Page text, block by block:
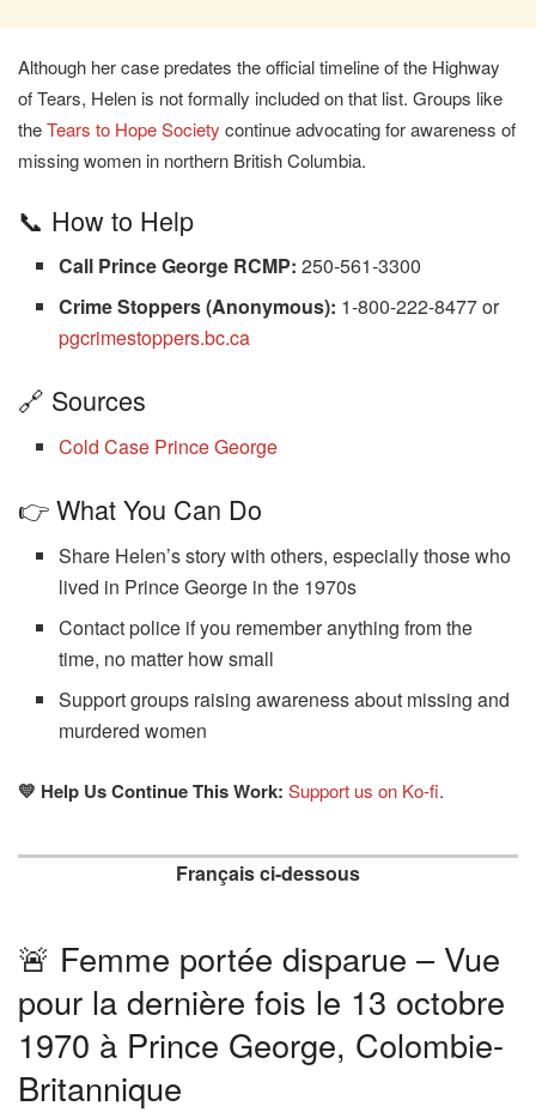
Although her case predates the official timeline of the Highway
of Tears, Helen is not formally included on that list. Groups like
theTears to Hope Society continue advocating for awareness of
missing women in northern British Columbia.
📞 How to Help
Call Prince George RCMP: 250-561-3300
Crime Stoppers (Anonymous): 1-800-222-8477 or
pgcrimestoppers.bc.ca
🔗 Sources
Cold Case Prince George
👉 What You Can Do
Share Helen’s story with others, especially those who
lived in Prince George in the 1970s
Contact police if you remember anything from the
time, no matter how small
Support groups raising awareness about missing and
murdered women
💛 Help Us Continue This Work: Support us on Ko-fi.
Français ci-dessous
🚨 Femme portée disparue – Vue
pour la dernière fois le 13 octobre
1970 à Prince George, Colombie-
Britannique